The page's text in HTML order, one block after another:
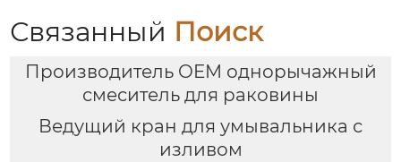
Связанный Поиск
Производитель OEM однорычажный
смеситель для раковины
Ведущий кран для умывальника с
изливом